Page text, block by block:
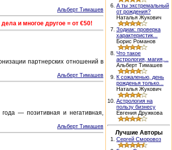
Альберт Тимашев
и многое другое = от €50!
партнерских отношений в
Альберт Тимашев
— позитивная и негативная,
Альберт Тимашев
6. А ты экстремальный
от рождения?
Наталья Жукович
7. Зодиак: проверка
характеристик...
Борис Романов
8. Что такое
астрология, магия,...
Альберт Тимашев
9. К сожаленью, день
рожденья только...
Наталья Жукович
10. Астрология на
пользу бизнесу
Евгения Дружкова
Лучшие Авторы
1. Сергей Сморовоз